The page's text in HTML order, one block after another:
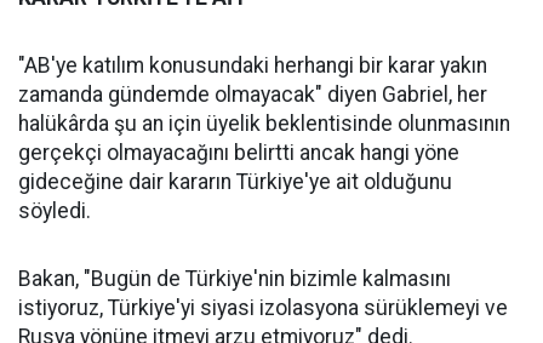
"AB'ye katılım konusundaki herhangi bir karar yakın
zamanda gündemde olmayacak" diyen Gabriel, her
halükârda şu an için üyelik beklentisinde olunmasının
gerçekçi olmayacağını belirtti ancak hangi yöne
gideceğine dair kararın Türkiye'ye ait olduğunu
söyledi.
Bakan, "Bugün de Türkiye'nin bizimle kalmasını
istiyoruz, Türkiye'yi siyasi izolasyona sürüklemeyi ve
Rusya yönüne itmeyi arzu etmiyoruz" dedi.